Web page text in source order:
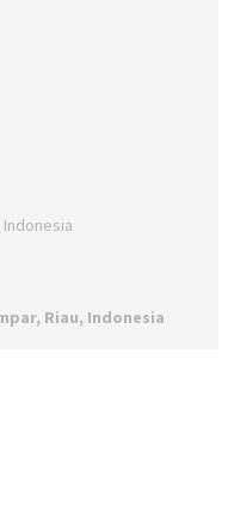
Indonesia
Riau, Indonesia